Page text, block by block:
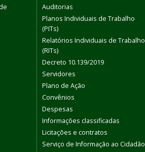
Auditorias
Planos Individuais de Trabalho
(PITs)
Relatórios Individuais de Trabalho
(RITs)
Decreto 10.139/2019
Servidores
Plano de Ação
Convênios
Despesas
Informações classificadas
Licitações e contratos
Serviço de Informação ao Cidadão